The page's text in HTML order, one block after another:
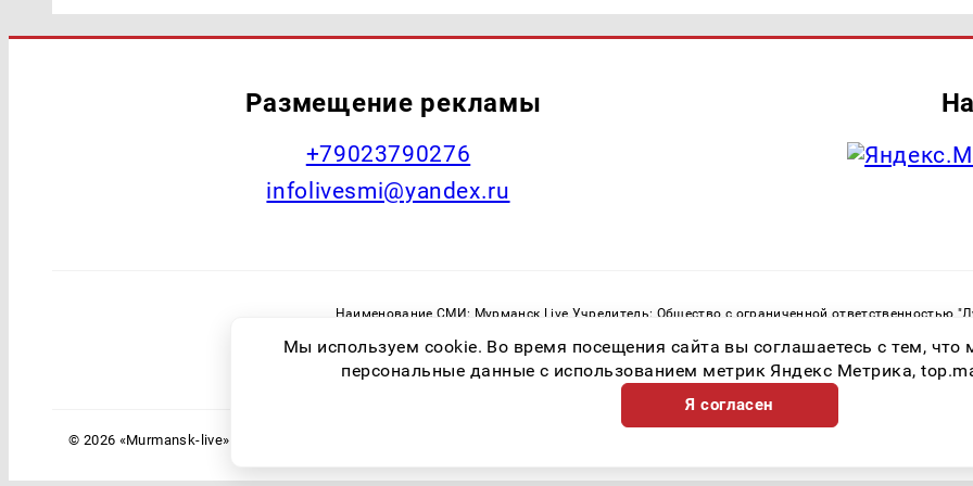
Размещение рекламы
+79023790276
infolivesmi@yandex.ru
Наименование СМИ: Мурманск Live Учредитель: Общество с ограниченной ответственностью
Зарегистрировавший орган: Федеральная служба по надзору в сфере связи, информационных технологий и
Регистрационный номер СМИ ЭЛ № ФС 77 - 82534 от 21.01.2022
© 2026 «Murmansk-live» | Все права защищены
Мы используем cookie. Во время посещения сайта вы соглашаетесь с тем,
персональные данные с использованием метрик Яндекс Метрика,
Я согласен